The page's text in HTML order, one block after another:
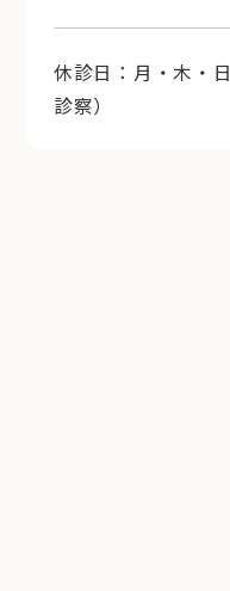
休診日：月・木・
診察）